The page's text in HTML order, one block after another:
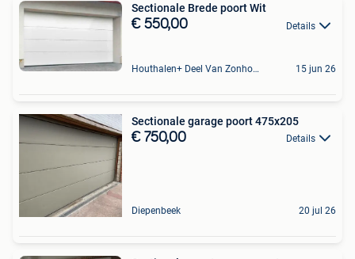
Sectionale Brede poort Wit
€ 550,00 Details
Houthalen+ Deel Van Zonhoven En Zolder 15 jun 26
Sectionale garage poort 475x205
€ 750,00 Details
Diepenbeek 20 jul 26